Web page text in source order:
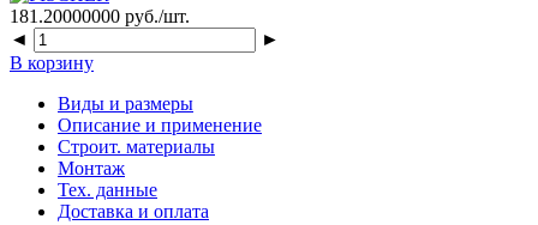
181.20000000 руб./шт.
◄
►
В корзину
Виды и размеры
Описание и применение
Строит. материалы
Монтаж
Тех. данные
Доставка и оплата